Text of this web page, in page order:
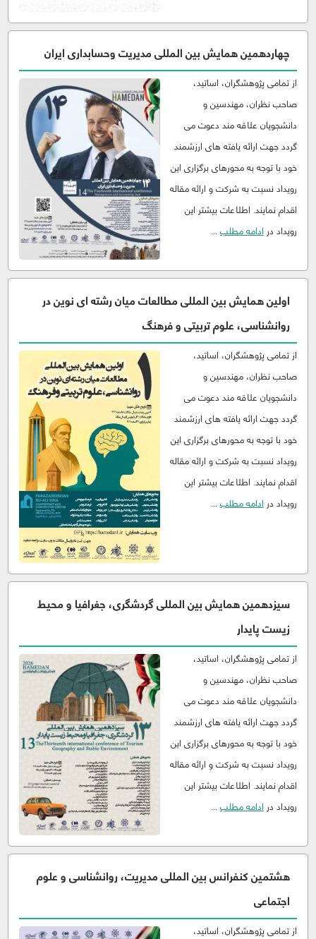
چهاردهمین همایش بین المللی مدیریت وحسابداری ایران
از تمامی پژوهشگران، اساتید،
صاحب نظران، مهندسین و
دانشجویان علاقه مند دعوت می
گردد جهت ارائه یافته های ارزشمند
خود با توجه به محورهای برگزاری این
رویداد نسبت به شرکت و ارائه مقاله
اقدام نمایند. اطلاعات بیشتر این
رویداد در ادامه مطلب...
اولین همایش بین المللی مطالعات میان رشته ای نوین در
روانشناسی، علوم تربیتی و فرهنگ
از تمامی پژوهشگران، اساتید،
صاحب نظران، مهندسین و
دانشجویان علاقه مند دعوت می
گردد جهت ارائه یافته های ارزشمند
خود با توجه به محورهای برگزاری این
رویداد نسبت به شرکت و ارائه مقاله
اقدام نمایند. اطلاعات بیشتر این
رویداد در ادامه مطلب...
سیزدهمین همایش بین المللی گردشگری، جغرافیا و محیط
زیست پایدار
از تمامی پژوهشگران، اساتید،
صاحب نظران، مهندسین و
دانشجویان علاقه مند دعوت می
گردد جهت ارائه یافته های ارزشمند
خود با توجه به محورهای برگزاری این
رویداد نسبت به شرکت و ارائه مقاله
اقدام نمایند. اطلاعات بیشتر این
رویداد در ادامه مطلب...
هشتمین کنفرانس بین المللی مدیریت، روانشناسی و علوم
اجتماعی
از تمامی پژوهشگران، اساتید،